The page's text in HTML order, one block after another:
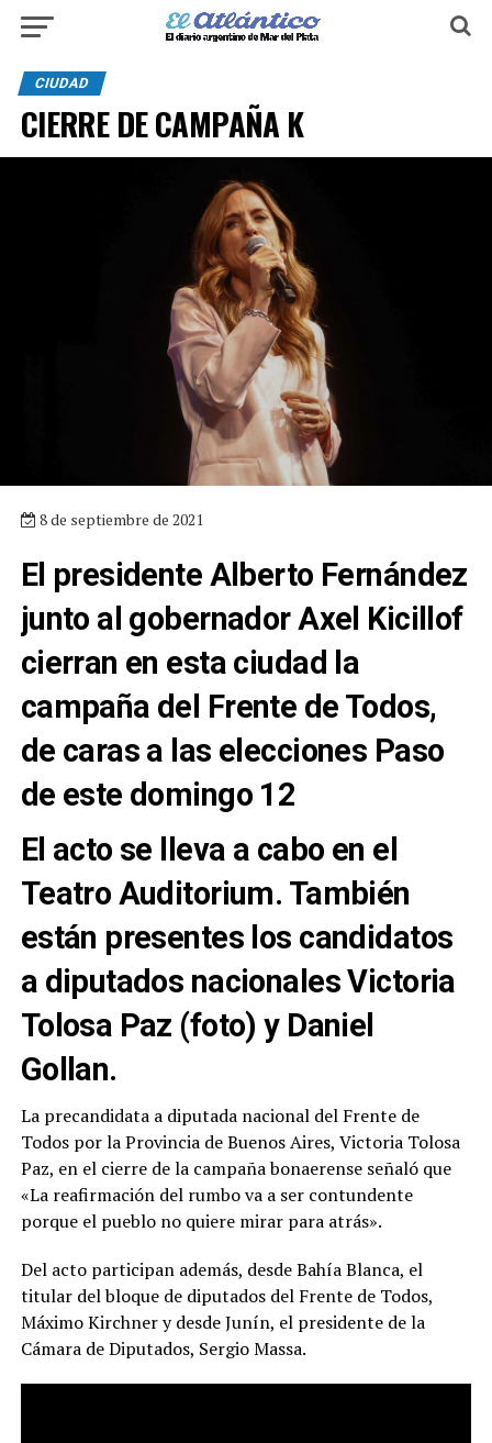
CIUDAD
CIERRE DE CAMPAÑA K
8 de septiembre de 2021
El presidente Alberto Fernández
junto al gobernador Axel Kicillof
cierran en esta ciudad la
campaña del Frente de Todos,
de caras a las elecciones Paso
de este domingo 12
El acto se lleva a cabo en el
Teatro Auditorium. También
están presentes los candidatos
a diputados nacionales Victoria
Tolosa Paz (foto) y Daniel
Gollan.
La precandidata a diputada nacional del Frente de
Todos por la Provincia de Buenos Aires, Victoria Tolosa
Paz, en el cierre de la campaña bonaerense señaló que
«La reafirmación del rumbo va a ser contundente
porque el pueblo no quiere mirar para atrás».
Del acto participan además, desde Bahía Blanca, el
titular del bloque de diputados del Frente de Todos,
Máximo Kirchner y desde Junín, el presidente de la
Cámara de Diputados, Sergio Massa.